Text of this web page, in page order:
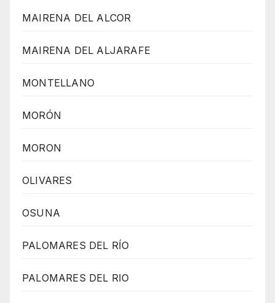
MAIRENA DEL ALCOR
MAIRENA DEL ALJARAFE
MONTELLANO
MORÓN
MORON
OLIVARES
OSUNA
PALOMARES DEL RÍO
PALOMARES DEL RIO